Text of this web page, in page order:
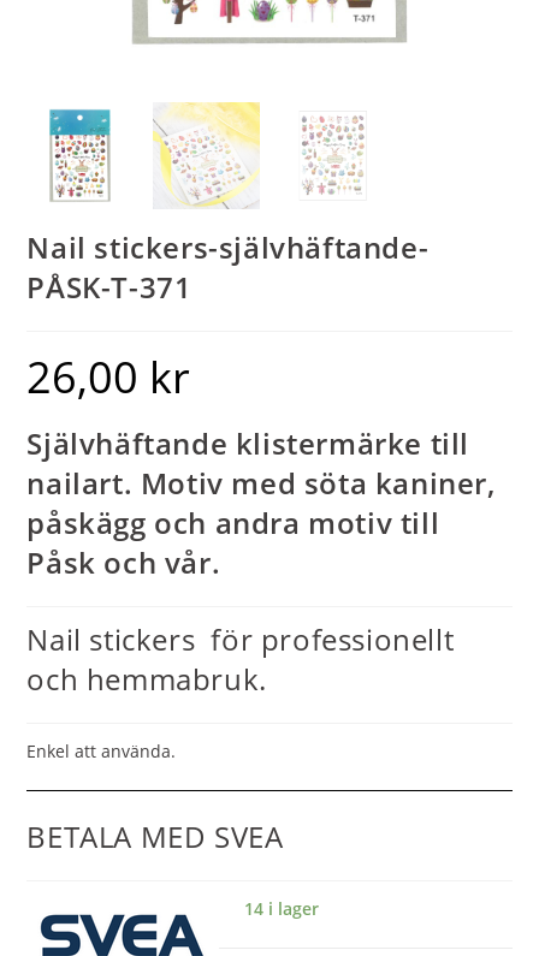
Nail stickers-självhäftande-
PÅSK-T-371
26,00 kr
Självhäftande klistermärke till
nailart. Motiv med söta kaniner,
påskägg och andra motiv till
Påsk och vår.
Nail stickers för professionellt
och hemmabruk.
Enkel att använda.
BETALA MED SVEA
14 i lager